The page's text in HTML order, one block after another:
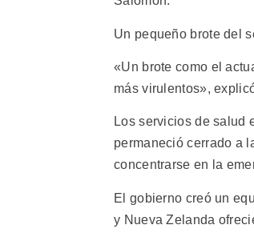
Un pequeño brote del
«Un brote como el
más virulentos»,
Los servicios de salud
permaneció cerrado a
concentrarse en la
El gobierno creó un
y Nueva Zelanda